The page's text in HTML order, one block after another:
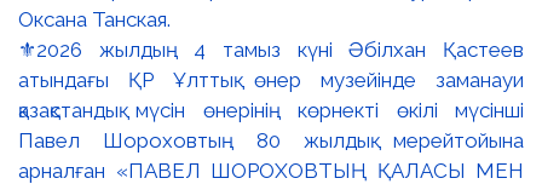
⚜️2026 жылдың 4 тамыз күні Әбілхан Қастеев
атындағы ҚР Ұлттық өнер музейінде заманауи
қазақстандық мүсін өнерінің көрнекті өкілі мүсінші
Павел Шороховтың 80 жылдық мерейтойына
арналған «ПАВЕЛ ШОРОХОВТЫҢ ҚАЛАСЫ МЕН